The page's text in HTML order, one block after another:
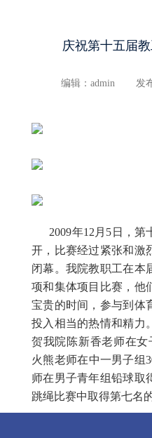
庆祝第十五届
编辑：admin 发
2009年12月5日，
开，比赛经过紧张和激
闭幕。我院教职工在本
项和集体项目比赛，他
宝贵的时间，参与到体
投入相当的热情和精力
贺我院陈新香老师在女
火熊老师在中一男子组
师在男子青年组铅球取
跳绳比赛中取得第七名